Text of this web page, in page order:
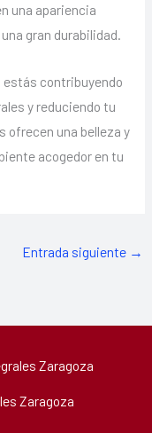
una apariencia
gran durabilidad.
estás contribuyendo
y reduciendo tu
ofrecen una belleza y
acogedor en tu
Entrada siguiente →
Zaragoza
Zaragoza